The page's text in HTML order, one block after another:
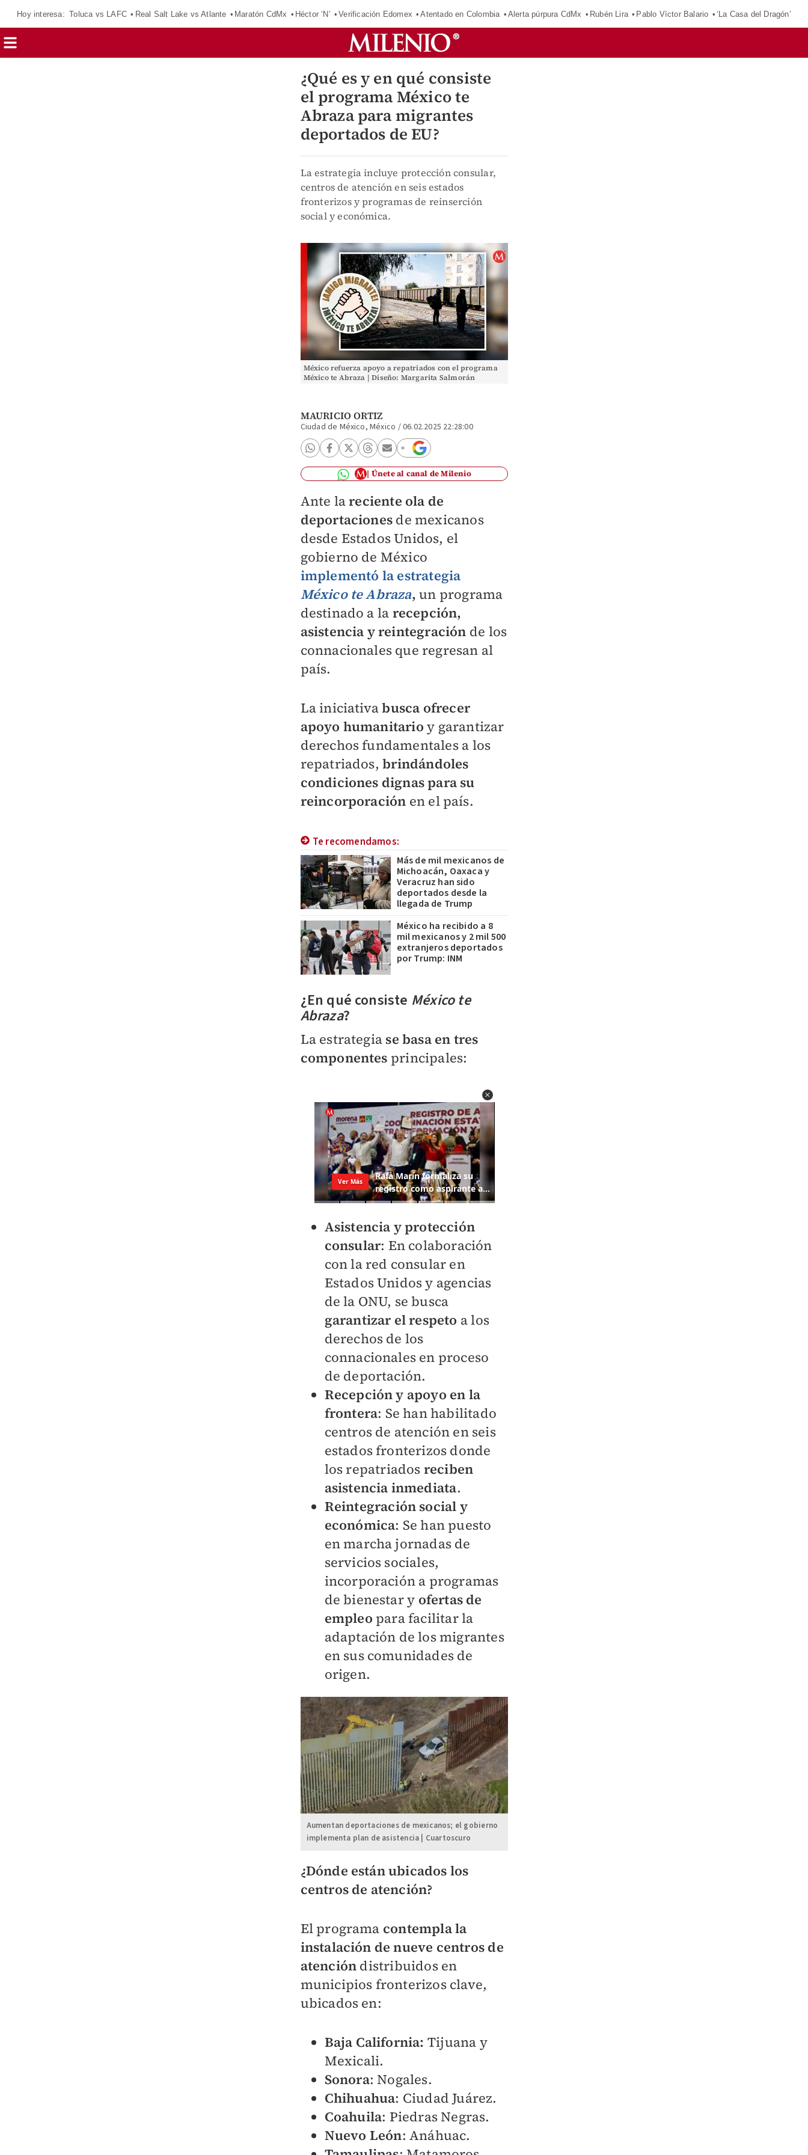
Hoy interesa: Toluca vs LAFC Real Salt Lake vs Atlante Maratón CdMx Héctor ‘N’ Verificación Edomex Atentado en Colombia Alerta púrpura CdMx Rubén Lira Pablo Víctor Balario ‘La Casa del Dragón’
¿Qué es y en qué consiste
el programa México te
Abraza para migrantes
deportados de EU?
La estrategia incluye protección consular,
centros de atención en seis estados
fronterizos y programas de reinserción
social y económica.
México refuerza apoyo a repatriados con el programa
México te Abraza | Diseño: Margarita Salmorán
MAURICIO ORTIZ
Ciudad de México, México /06.02.2025 22:28:00
Únete al canal de Milenio
Ante lareciente ola de
deportaciones de mexicanos
desde Estados Unidos, el
gobierno de México
implementó la estrategia
México te Abraza, un programa
destinado a la recepción,
asistencia y reintegración de los
connacionales que regresan al
país.
La iniciativabusca ofrecer
apoyo humanitario y garantizar
derechos fundamentales a los
repatriados,brindándoles
condiciones dignas para su
reincorporación en el país.
Te recomendamos:
Más de mil mexicanos de
Michoacán, Oaxaca y
Veracruz han sido
deportados desde la
llegada de Trump
México ha recibido a 8
mil mexicanos y 2 mil 500
extranjeros deportados
por Trump: INM
¿En qué consiste México te
Abraza?
La estrategia se basa en tres
componentes principales:
Asistencia y protección
consular: En colaboración
con la red consular en
Estados Unidos y agencias
de la ONU, se busca
garantizar el respeto a los
derechos de los
connacionales en proceso
de deportación.
Recepción y apoyo en la
frontera: Se han habilitado
centros de atención en seis
estados fronterizos donde
los repatriados reciben
asistencia inmediata.
Reintegración social y
económica: Se han puesto
en marcha jornadas de
servicios sociales,
incorporación a programas
de bienestar y ofertas de
empleo para facilitar la
adaptación de los migrantes
en sus comunidades de
origen.
Aumentan deportaciones de mexicanos; el gobierno
implementa plan de asistencia | Cuartoscuro
¿Dónde están ubicados los
centros de atención?
El programa contempla la
instalación de nueve centros de
atención distribuidos en
municipios fronterizos clave,
ubicados en:
Baja California: Tijuana y
Mexicali.
Sonora: Nogales.
Chihuahua: Ciudad Juárez.
Coahuila: Piedras Negras.
Nuevo León: Anáhuac.